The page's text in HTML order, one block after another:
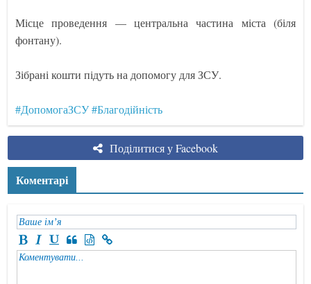
Місце проведення — центральна частина міста (біля
фонтану).
Зібрані кошти підуть на допомогу для ЗСУ.
#ДопомогаЗСУ#Благодійність
Поділитися у Facebook
Коментарі